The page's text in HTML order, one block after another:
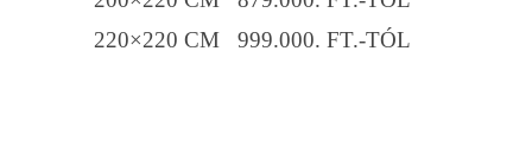
220×220 CM 999.000. FT.-TÓL